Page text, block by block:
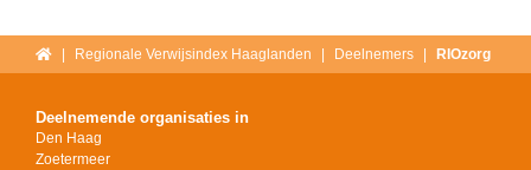
HomeRegionale Verwijsindex Haaglanden Deelnemers RIOzorg
Deelnemende organisaties in
Den Haag
Zoetermeer